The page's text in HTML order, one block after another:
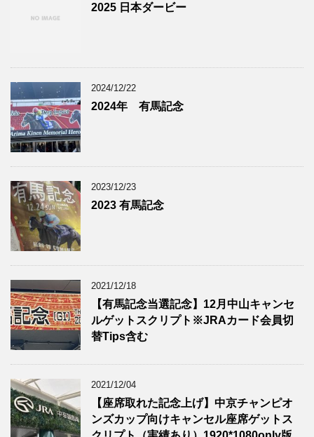
2025 日本ダービー
2024/12/22
2024年 有馬記念
2023/12/23
2023 有馬記念
2021/12/18
【有馬記念当選記念】12月中山キャンセ
ルゲットスクリプト※JRAカード会員切
替Tips含む
2021/12/04
【座席取れた記念上げ】中京チャンピオ
ンズカップ向けキャンセル座席ゲットス